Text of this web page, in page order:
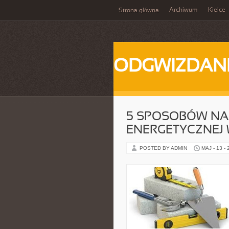
Strona główna Archiwum Kielce
5 SPOSOBÓW
POSTED BY ADMIN MAJ - 13 -